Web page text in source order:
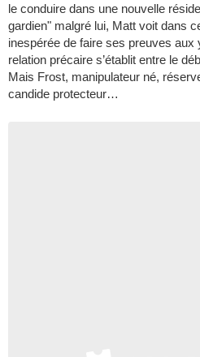
le conduire dans une nouvelle
gardien" malgré lui, Matt voit dans
inespérée de faire ses preuves aux
relation précaire s’établit entre le
Mais Frost, manipulateur né,
candide protecteur…